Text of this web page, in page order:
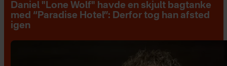
Daniel "Lone Wolf" havde en skjult bagtanke
med “Paradise Hotel”: Derfor tog han afsted
igen